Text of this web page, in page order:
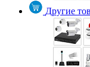
Другие